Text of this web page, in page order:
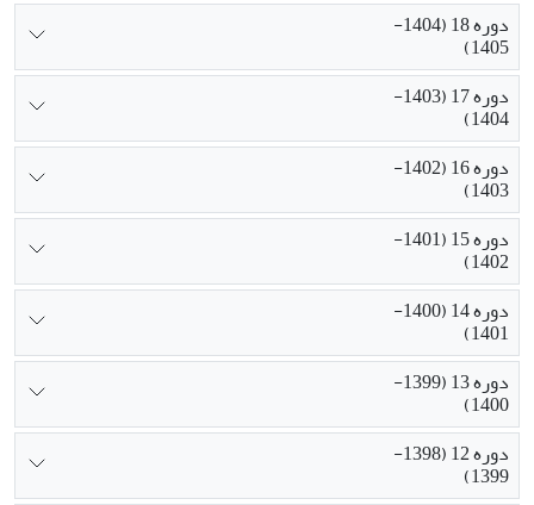
دوره 18 (1404-
1405)
دوره 17 (1403-
1404)
دوره 16 (1402-
1403)
دوره 15 (1401-
1402)
دوره 14 (1400-
1401)
دوره 13 (1399-
1400)
دوره 12 (1398-
1399)